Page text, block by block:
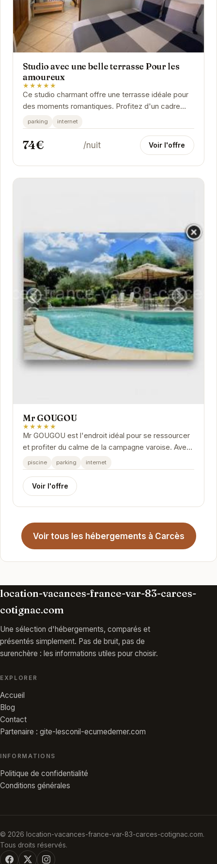
Studio avec une belle terrasse Pour les
amoureux
★★★★★
Ce studio charmant offre une terrasse idéale pour
des moments romantiques. Profitez d'un cadre
paisible et intime pour une escapade inoubliable.
parking internet
74€ /nuit Voir l'offre
Mr GOUGOU
★★★★★
Mr GOUGOU est l'endroit idéal pour se ressourcer
et profiter du calme de la campagne varoise. Avec
ses équipements modernes et son atmosphère...
piscine parking internet
Voir l'offre
Voir tous les hébergements à Carcès
location-vacances-france-var-83-carces-
cotignac.com
Une sélection d'hébergements, comparés et
présentés simplement. Pas de bruit, pas de
surenchère : les informations utiles pour choisir.
EXPLORER
Accueil
Blog
Contact
Partenaire : gite-lesconil-ecumedemer.com
INFORMATIONS
Politique de confidentialité
Conditions générales
© 2026 location-vacances-france-var-83-carces-cotignac.com.
Tous droits réservés.